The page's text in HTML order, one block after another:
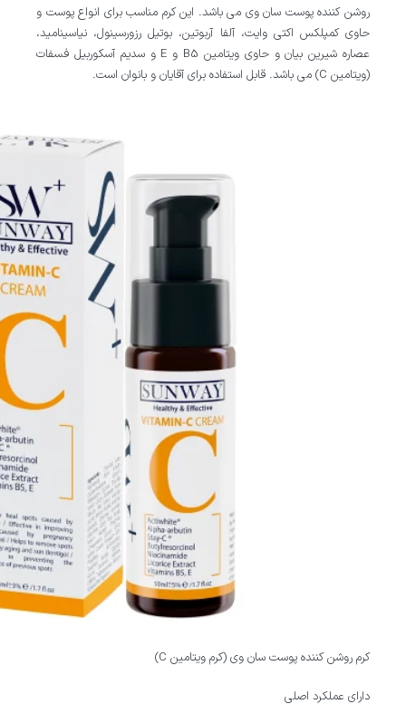
روشن کننده پوست سان وی می باشد. این کرم مناسب برای انواع پوست و
حاوی کمپلکس اکتی وایت، آلفا آربوتین، بوتیل رزورسینول، نیاسینامید،
عصاره شیرین بیان و حاوی ویتامین B5 و E و سدیم آسکوربیل فسفات
(ویتامین C) می باشد. قابل استفاده برای آقایان و بانوان است.
کرم روشن کننده پوست سان وی (کرم ویتامین C)
دارای عملکرد اصلی